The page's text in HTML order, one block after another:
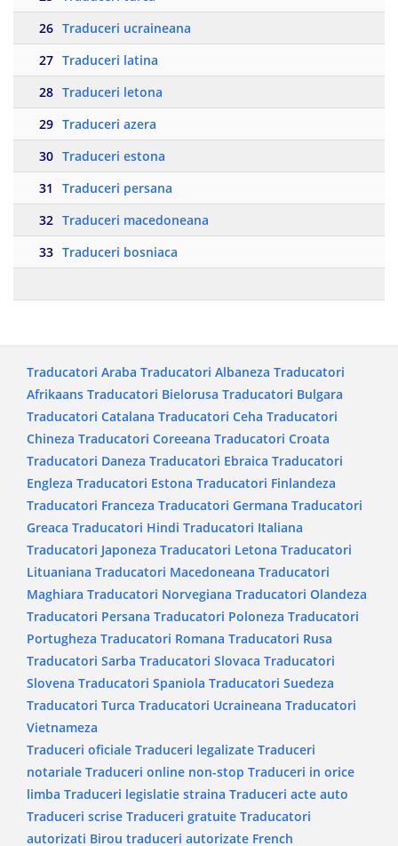
26 Traduceri ucraineana
27 Traduceri latina
28 Traduceri letona
29 Traduceri azera
30 Traduceri estona
31
Traduceri persana
32 Traduceri macedoneana
33 Traduceri bosniaca
Traducatori Araba Traducatori Albaneza Traducatori
Afrikaans Traducatori Bielorusa Traducatori Bulgara
Traducatori Catalana Traducatori Ceha Traducatori
Chineza Traducatori Coreeana Traducatori Croata
Traducatori Daneza Traducatori Ebraica Traducatori
Engleza Traducatori Estona Traducatori Finlandeza
Traducatori Franceza Traducatori Germana Traducatori
Greaca Traducatori Hindi Traducatori Italiana
Traducatori Japoneza Traducatori Letona Traducatori
Lituaniana Traducatori Macedoneana Traducatori
Maghiara Traducatori Norvegiana Traducatori Olandeza
Traducatori Persana Traducatori Poloneza Traducatori
Portugheza Traducatori Romana Traducatori Rusa
Traducatori Sarba Traducatori Slovaca Traducatori
Slovena Traducatori Spaniola Traducatori Suedeza
Traducatori Turca Traducatori Ucraineana Traducatori
Vietnameza
Traduceri oficiale Traduceri legalizate Traduceri
notariale Traduceri online non-stop Traduceri in orice
limba Traduceri legislatie straina Traduceri acte auto
Traduceri scrise Traduceri gratuite Traducatori
autorizati Birou traduceri autorizate French